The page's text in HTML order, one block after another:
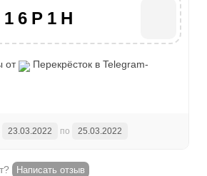
от Перекрёсток в Telegram-
23.03.2022 по 25.03.2022
Написать отзыв